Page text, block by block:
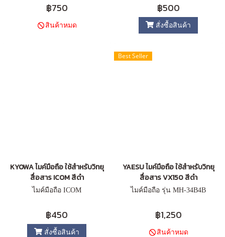
฿750
สินค้าหมด
฿500
สั่งซื้อสินค้า
KYOWA ไมค์มือถือ ใช้สำหรับวิทยุ
สื่อสาร ICOM สีดำ
ไมค์มือถือ ICOM
฿450
สั่งซื้อสินค้า
Best Seller
YAESU ไมค์มือถือ ใช้สำหรับวิทยุ
สื่อสาร VX150 สีดำ
ไมค์มือถือ รุ่น MH-34B4B
฿1,250
สินค้าหมด